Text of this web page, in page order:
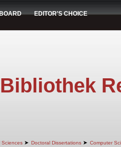
EDITOR'S CHOICE
Sciences ➤ Doctoral Dissertations ➤ Computer